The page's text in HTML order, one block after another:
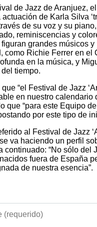
de Jazz de Aranjuez,
de Karla Silva
de su voz y su
reminiscencias y
grandes músicos
como Richie Ferrer en el
en la música, y
tiempo.
“el Festival de Jazz
en nuestro calendario
que “para este Equipo
por este tipo de
al Festival de Jazz
va haciendo un perfil
continuado: “No sólo del
fuera de España
de nuestra esencia”.
(requerido)